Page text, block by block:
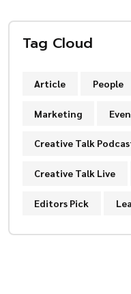
Tag Cloud
Article People
Marketing
Creative Talk
Creative Talk Live
Editors Pick